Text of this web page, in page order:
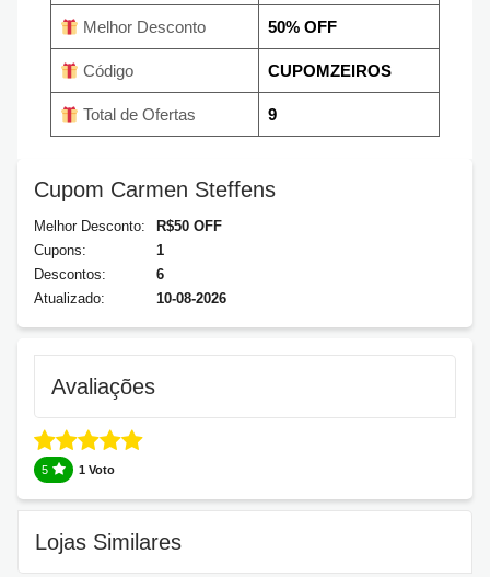
Melhor Desconto 50% OFF
Código CUPOMZEIROS
Total de Ofertas 9
Cupom Carmen Steffens
Melhor Desconto:
R$50 OFF
Cupons:
1
Descontos:
6
Atualizado:
10-08-2026
Avaliações
5 1 Voto
Lojas Similares